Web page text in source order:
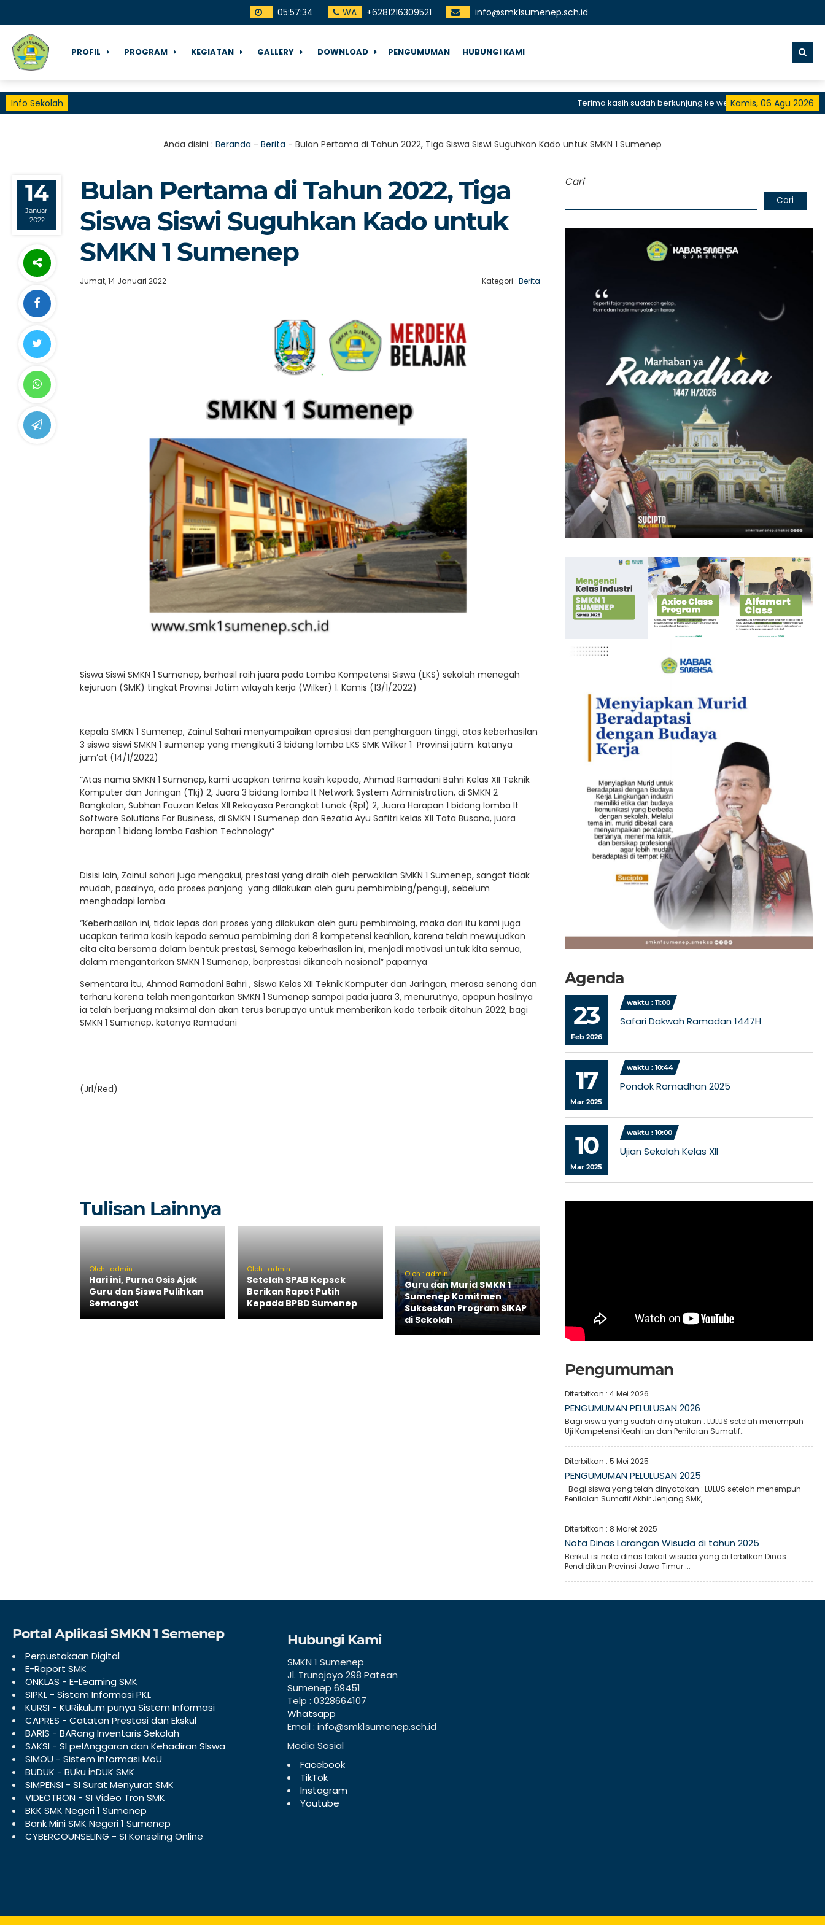
05:57:35 WA +6281216309521 info@smk1sumenep.sch.id
PROFIL PROGRAM KEGIATAN GALLERY DOWNLOAD PENGUMUMAN HUBUNGI KAMI
Info Sekolah Kamis, 06 Agu 2026
Terima kasih sudah berkunjung ke website resmi SMKN 1 Sumenep,
Anda disini : Beranda - Berita - Bulan Pertama di Tahun 2022, Tiga Siswa Siswi Suguhkan Kado untuk SMKN 1 Sumenep
14
Januari
2022
Bulan Pertama di Tahun 2022, Tiga
Siswa Siswi Suguhkan Kado untuk
SMKN 1 Sumenep
Jumat, 14 Januari 2022 Kategori :Berita
Siswa Siswi SMKN 1 Sumenep, berhasil raih juara pada Lomba Kompetensi Siswa (LKS) sekolah menegah
kejuruan (SMK) tingkat Provinsi Jatim wilayah kerja (Wilker) 1. Kamis (13/1/2022)
Kepala SMKN 1 Sumenep, Zainul Sahari menyampaikan apresiasi dan penghargaan tinggi, atas keberhasilan
3 siswa siswi SMKN 1 sumenep yang mengikuti 3 bidang lomba LKS SMK Wilker 1 Provinsi jatim. katanya
jum’at (14/1/2022)
“Atas nama SMKN 1 Sumenep, kami ucapkan terima kasih kepada, Ahmad Ramadani Bahri Kelas XII Teknik
Komputer dan Jaringan (Tkj) 2, Juara 3 bidang lomba It Network System Administration, di SMKN 2
Bangkalan, Subhan Fauzan Kelas XII Rekayasa Perangkat Lunak (Rpl) 2, Juara Harapan 1 bidang lomba It
Software Solutions For Business, di SMKN 1 Sumenep dan Rezatia Ayu Safitri kelas XII Tata Busana, juara
harapan 1 bidang lomba Fashion Technology”
Disisi lain, Zainul sahari juga mengakui, prestasi yang diraih oleh perwakilan SMKN 1 Sumenep, sangat tidak
mudah, pasalnya, ada proses panjang yang dilakukan oleh guru pembimbing/penguji, sebelum
menghadapi lomba.
“Keberhasilan ini, tidak lepas dari proses yang dilakukan oleh guru pembimbing, maka dari itu kami juga
ucapkan terima kasih kepada semua pembiming dari 8 kompetensi keahlian, karena telah mewujudkan
cita cita bersama dalam bentuk prestasi, Semoga keberhasilan ini, menjadi motivasi untuk kita semua,
dalam mengantarkan SMKN 1 Sumenep, berprestasi dikancah nasional” paparnya
Sementara itu, Ahmad Ramadani Bahri , Siswa Kelas XII Teknik Komputer dan Jaringan, merasa senang dan
terharu karena telah mengantarkan SMKN 1 Sumenep sampai pada juara 3, menurutnya, apapun hasilnya
ia telah berjuang maksimal dan akan terus berupaya untuk memberikan kado terbaik ditahun 2022, bagi
SMKN 1 Sumenep. katanya Ramadani
(Jrl/Red)
Tulisan Lainnya
Oleh : admin
Hari ini, Purna Osis Ajak
Guru dan Siswa Pulihkan
Semangat
Oleh : admin
Setelah SPAB Kepsek
Berikan Rapot Putih
Kepada BPBD Sumenep
Oleh : admin
Guru dan Murid SMKN 1
Sumenep Komitmen
Sukseskan Program SIKAP
di Sekolah
Cari
Cari
Agenda
23
Feb 2026
waktu : 11:00
Safari Dakwah Ramadan 1447H
17
Mar 2025
waktu : 10:44
Pondok Ramadhan 2025
10
Mar 2025
waktu : 10:00
Ujian Sekolah Kelas XII
Pengumuman
Diterbitkan :4 Mei 2026
PENGUMUMAN PELULUSAN 2026
Bagi siswa yang sudah dinyatakan : LULUS setelah menempuh
Uji Kompetensi Keahlian dan Penilaian Sumatif..
Diterbitkan :5 Mei 2025
PENGUMUMAN PELULUSAN 2025
Bagi siswa yang telah dinyatakan : LULUS setelah menempuh
Penilaian Sumatif Akhir Jenjang SMK,..
Diterbitkan : 8 Maret 2025
Nota Dinas Larangan Wisuda di tahun 2025
Berikut isi nota dinas terkait wisuda yang di terbitkan Dinas
Pendidikan Provinsi Jawa Timur :..
Portal Aplikasi SMKN 1 Semenep
Perpustakaan Digital
E-Raport SMK
ONKLAS - E-Learning SMK
SIPKL - Sistem Informasi PKL
KURSI - KURikulum punya Sistem Informasi
CAPRES - Catatan Prestasi dan Ekskul
BARIS - BARang Inventaris Sekolah
SAKSI - SI pelAnggaran dan Kehadiran SIswa
SIMOU - Sistem Informasi MoU
BUDUK - BUku inDUK SMK
SIMPENSI - SI Surat Menyurat SMK
VIDEOTRON - SI Video Tron SMK
BKK SMK Negeri 1 Sumenep
Bank Mini SMK Negeri 1 Sumenep
CYBERCOUNSELING - SI Konseling Online
Hubungi Kami
SMKN 1 Sumenep
Jl. Trunojoyo 298 Patean
Sumenep 69451
Telp : 0328664107
Whatsapp
Email : info@smk1sumenep.sch.id
Media Sosial
Facebook
TikTok
Instagram
Youtube